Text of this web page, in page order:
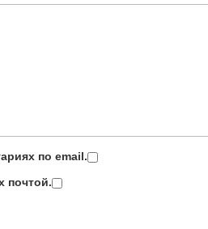
по email.
почтой.